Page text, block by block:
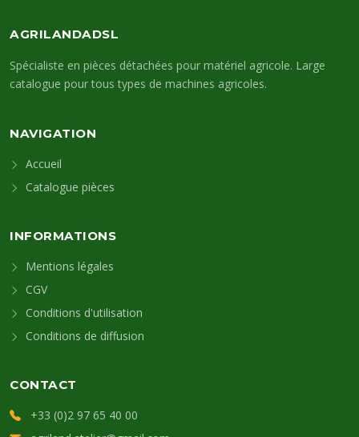
AGRILANDADSL
Spécialiste en pièces détachées pour matériel agricole. Large
catalogue pour tous types de machines agricoles.
NAVIGATION
Accueil
Catalogue pièces
INFORMATIONS
Mentions légales
CGV
Conditions d'utilisation
Conditions de diffusion
CONTACT
+33 (0)2 97 65 40 00